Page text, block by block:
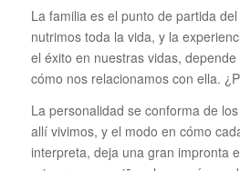
La familia es el punto de partida
nutrimos toda la vida, y la
el éxito en nuestras vidas,
cómo nos relacionamos con ella.
La personalidad se conforma de
allí vivimos, y el modo en cómo
interpreta, deja una gran impronta